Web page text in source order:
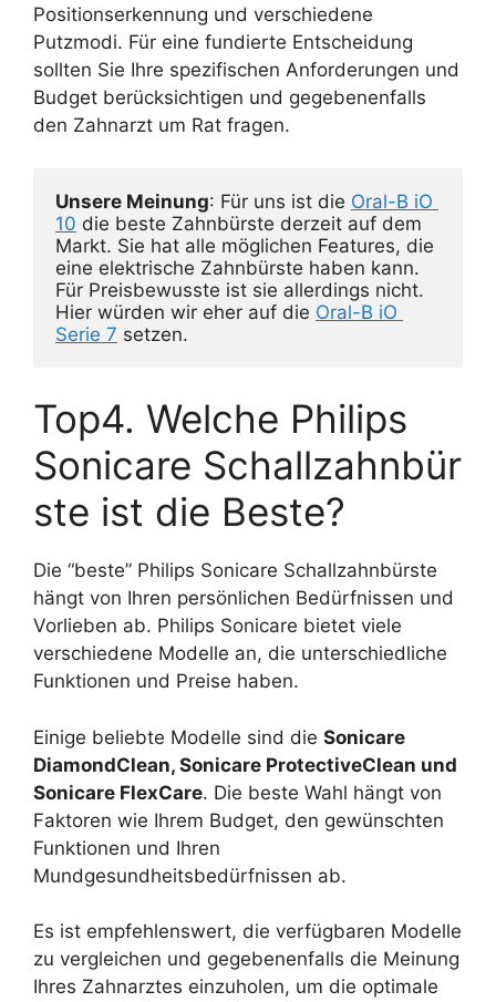
Positionserkennung und verschiedene
Putzmodi. Für eine fundierte Entscheidung
sollten Sie Ihre spezifischen Anforderungen und
Budget berücksichtigen und gegebenenfalls
den Zahnarzt um Rat fragen.
Unsere Meinung: Für uns ist die Oral-B iO
10 die beste Zahnbürste derzeit auf dem
Markt. Sie hat alle möglichen Features, die
eine elektrische Zahnbürste haben kann.
Für Preisbewusste ist sie allerdings nicht.
Hier würden wir eher auf die Oral-B iO
Serie 7 setzen.
Top4. Welche Philips
Sonicare Schallzahnbür
ste ist die Beste?
Die “beste” Philips Sonicare Schallzahnbürste
hängt von Ihren persönlichen Bedürfnissen und
Vorlieben ab. Philips Sonicare bietet viele
verschiedene Modelle an, die unterschiedliche
Funktionen und Preise haben.
Einige beliebte Modelle sind die Sonicare
DiamondClean, Sonicare ProtectiveClean und
Sonicare FlexCare. Die beste Wahl hängt von
Faktoren wie Ihrem Budget, den gewünschten
Funktionen und Ihren
Mundgesundheitsbedürfnissen ab.
Es ist empfehlenswert, die verfügbaren Modelle
zu vergleichen und gegebenenfalls die Meinung
Ihres Zahnarztes einzuholen, um die optimale